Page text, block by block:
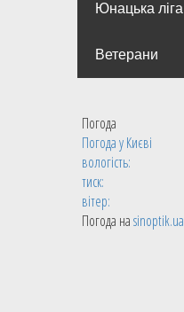
Юнацька ліга
Ветерани
Погода
Погода уКиєві
вологість:
тиск:
вітер:
Погода наsinoptik.ua